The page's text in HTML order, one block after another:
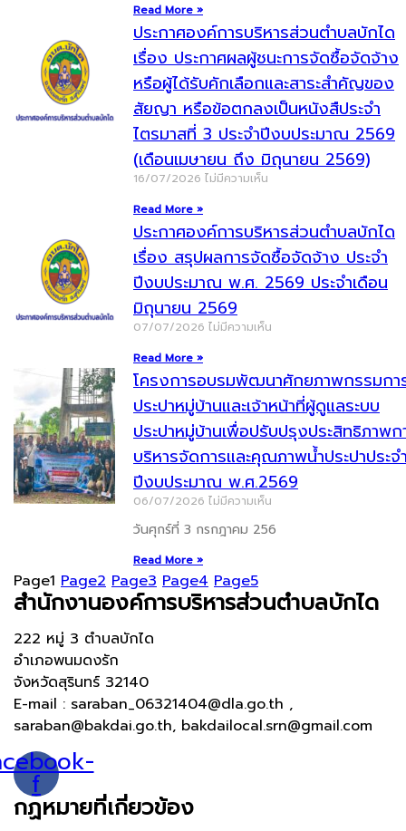
Read More »
ประกาศองค์การบริหารส่วนตำบลบักได
เรื่อง ประกาศผลผู้ชนะการจัดซื้อจัดจ้าง
หรือผู้ได้รับคักเลือกและสาระสำคัญของ
สัยญา หรือข้อตกลงเป็นหนังสืประจำ
ไตรมาสที่ 3 ประจำปีงบประมาณ 2569
(เดือนเมษายน ถึง มิถุนายน 2569)
16/07/2026 ไม่มีความเห็น
Read More »
ประกาศองค์การบริหารส่วนตำบลบักได
เรื่อง สรุปผลการจัดซื้อจัดจ้าง ประจำ
ปีงบประมาณ พ.ศ. 2569 ประจำเดือน
มิถุนายน 2569
07/07/2026 ไม่มีความเห็น
Read More »
โครงการอบรมพัฒนาศักยภาพกรรมกา
ประปาหมู่บ้านและเจ้าหน้าที่ผู้ดูแลระบบ
ประปาหมู่บ้านเพื่อปรับปรุงประสิทธิภาพก
บริหารจัดการและคุณภาพน้ำประปาประจ
ปีงบประมาณ พ.ศ.2569
06/07/2026 ไม่มีความเห็น
วันศุกร์ที่ 3 กรกฎาคม 256
Read More »
Page1 Page2 Page3 Page4 Page5
สำนักงานองค์การบริหารส่วนตำบลบักได
222 หมู่ 3 ตำบลบักได
อำเภอพนมดงรัก
จังหวัดสุรินทร์ 32140
E-mail : saraban_06321404@dla.go.th ,
saraban@bakdai.go.th, bakdailocal.srn@gmail.com
f
กฏหมายที่เกี่ยวข้อง